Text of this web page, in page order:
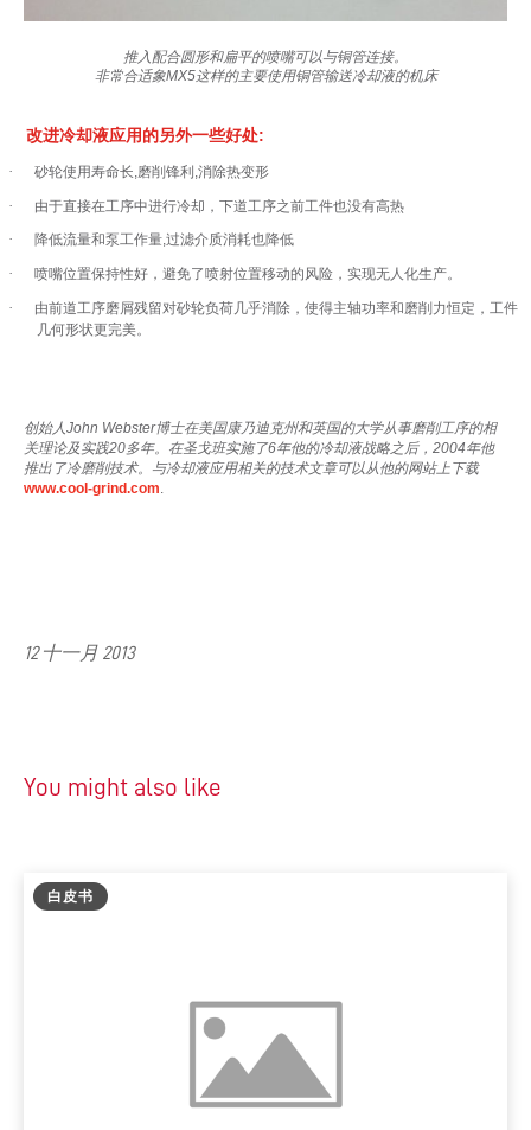
推入配合圆形和扁平的喷嘴可以与铜管连接。
非常合适象MX5这样的主要使用铜管输送冷却液的机床
改进冷却液应用的另外一些好处:
· 砂轮使用寿命长,磨削 锋利 ,消除热变形
· 由于直接在工序中进行冷却，下道工序之前工件也没有高热
· 降低流量和泵工作量,过滤介质消耗也降低
· 喷嘴位置保持性好，避免了喷射位置移动的风险，实现无人化生产。
· 由前道工序磨屑残留对砂轮负荷几乎消除，使得主轴功率和磨削力恒定，工件
几何形状更完美。
创始人John Webster博士在美国康乃迪克州和英国的大学从事磨削工序的相
关理论及实践20多年。在圣戈班实施了6年他的冷却液战略之后，2004年他
推出了冷磨削技术。与冷却液应用相关的技术文章可以从他的网站上下载
www.cool-grind.com.
12 十一月 2013
You might also like
白皮书